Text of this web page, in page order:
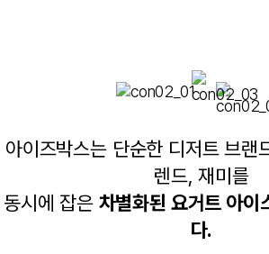
아이즈박스는 단순한 디저트 브랜
렌드, 재미를
동시에 잡은 차별화된 요거트 아이
다.